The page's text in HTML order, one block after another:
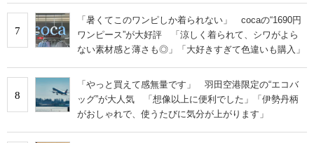
7
「暑くてこのワンピしか着られない」 cocaの“1690円
ワンピース”が大好評 「涼しく着られて、シワがよら
ない素材感と薄さも◎」「大好きすぎて色違いも購入」
8
「やっと買えて感無量です」 羽田空港限定の“エコバ
ッグ”が大人気 「想像以上に便利でした」「伊勢丹柄
がおしゃれで、使うたびに気分が上がります」